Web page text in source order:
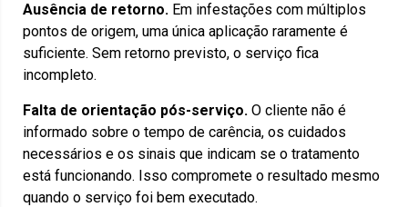
Ausência de retorno. Em infestações com múltiplos
pontos de origem, uma única aplicação raramente é
suficiente. Sem retorno previsto, o serviço fica
incompleto.
Falta de orientação pós-serviço. O cliente não é
informado sobre o tempo de carência, os cuidados
necessários e os sinais que indicam se o tratamento
está funcionando. Isso compromete o resultado mesmo
quando o serviço foi bem executado.